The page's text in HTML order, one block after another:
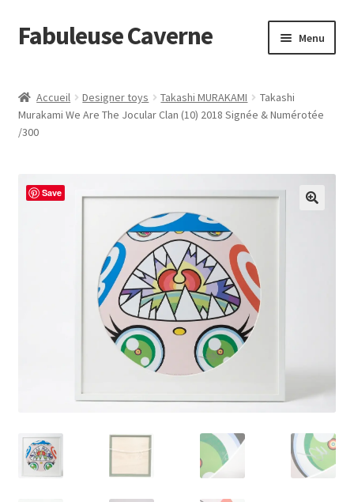
Aller
à
navigation
Aller
au
Fabuleuse Caverne Menu
En boutique
Ouvrir
enfant
En réapprovisionnement
Accueil Designer toys Takashi MURAKAMI
Takashi
Murakami We Are The Jocular Clan (10) 2018 Signée & Numérotée
/300
Save